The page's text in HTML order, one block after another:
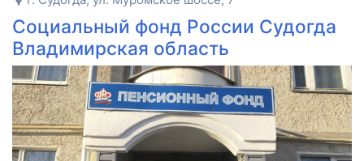
Социальный фонд России Судогда
Владимирская область